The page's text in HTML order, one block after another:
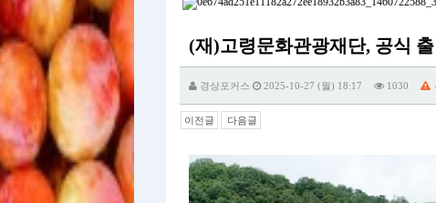
(재)고령문화관광재단, 공식 출
경상포커스 2025-10-27 (월) 18:17 1030
이전글 다음글